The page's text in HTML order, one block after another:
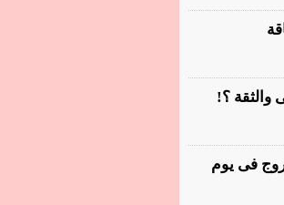
والثقة ؟!
فى يوم